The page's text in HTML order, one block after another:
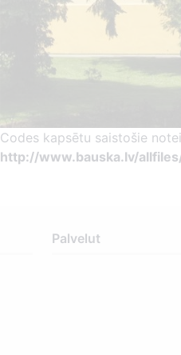
Codes kapsētu saistošie
http://www.bauska.lv/
Palvelut